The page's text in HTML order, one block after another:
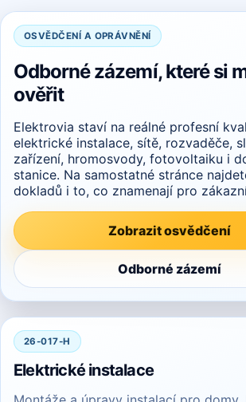
OSVĚDČENÍ A OPRÁVNĚNÍ
Odborné zázemí, které si
ověřit
Elektrovia staví na reálné profesní
elektrické instalace, sítě, rozvaděče,
zařízení, hromosvody, fotovoltaiku i
stanice. Na samostatné stránce
dokladů i to, co znamenají pro
Zobrazit osvědčení
Odborné zázemí
26-017-H
Elektrické instalace